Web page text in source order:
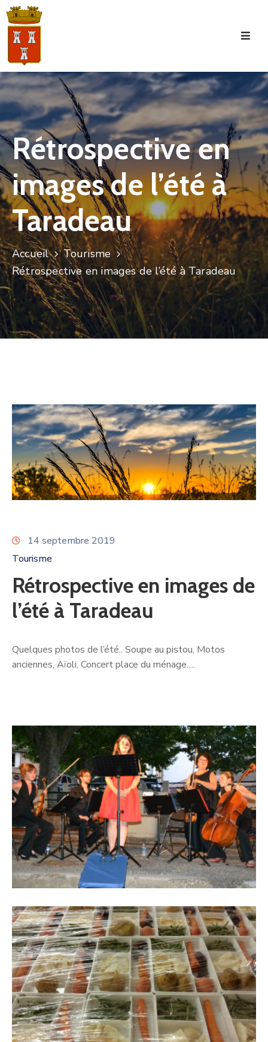
Accueil
La
Commune
Tourisme
Manifestations
Vie
Municipale
Services
Jeunesse
Rétrospective en
images de l’été à
Taradeau
Accueil
Tourisme
Rétrospective en images de l’été à Taradeau
14 septembre 2019
Tourisme
Rétrospective en images de
l’été à Taradeau
Quelques photos de l’été.. Soupe au pistou, Motos
anciennes, Aïoli, Concert place du ménage….